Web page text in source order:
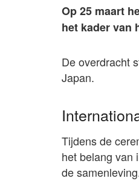
Op 25 maart
het kader van
De overdracht
Japan.
Tijdens de
het belang van
de